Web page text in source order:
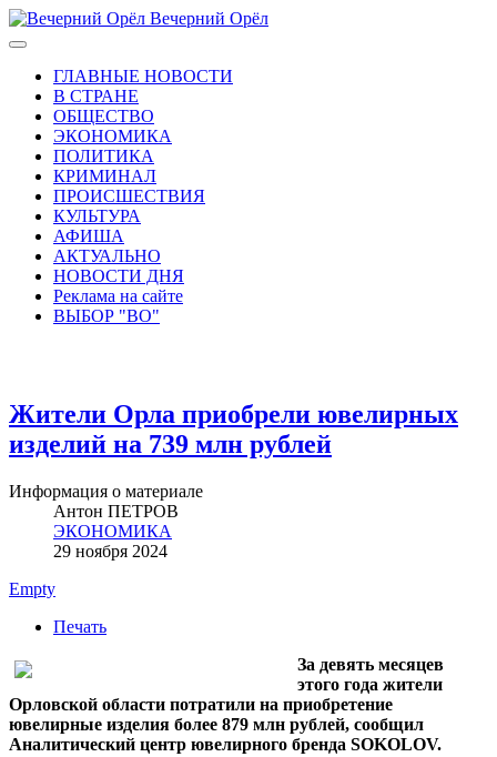
Вечерний Орёл
ГЛАВНЫЕ НОВОСТИ
В СТРАНЕ
ОБЩЕСТВО
ЭКОНОМИКА
ПОЛИТИКА
КРИМИНАЛ
ПРОИСШЕСТВИЯ
КУЛЬТУРА
АФИША
АКТУАЛЬНО
НОВОСТИ ДНЯ
Реклама на сайте
ВЫБОР "ВО"
Жители Орла приобрели ювелирных
изделий на 739 млн рублей
Информация о материале
Антон ПЕТРОВ
ЭКОНОМИКА
29 ноября 2024
Empty
Печать
За девять месяцев
этого года жители
Орловской области потратили на приобретение
ювелирные изделия более 879 млн рублей, сообщил
Аналитический центр ювелирного бренда SOKOLOV.